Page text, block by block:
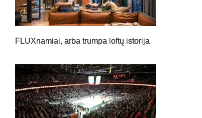
FLUXnamiai, arba trumpa loftų istorija